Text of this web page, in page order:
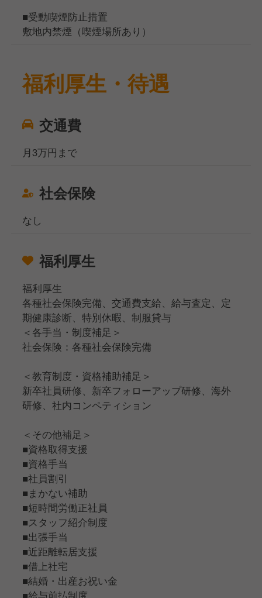
■受動喫煙防止措置
敷地内禁煙（喫煙場所あり）
福利厚生・待遇
交通費
月3万円まで
社会保険
なし
福利厚生
福利厚生
各種社会保険完備、交通費支給、給与査定、定
期健康診断、特別休暇、制服貸与
＜各手当・制度補足＞
社会保険：各種社会保険完備
＜教育制度・資格補助補足＞
新卒社員研修、新卒フォローアップ研修、海外
研修、社内コンペティション
＜その他補足＞
■資格取得支援
■資格手当
■社員割引
■まかない補助
■短時間労働正社員
■スタッフ紹介制度
■出張手当
■近距離転居支援
■借上社宅
■結婚・出産お祝い金
■給与前払制度